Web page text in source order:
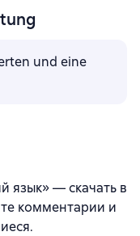
und eine
язык» — скачать в
комментарии и